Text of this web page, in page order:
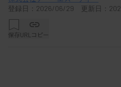
登録日：2026/06/29 更新日：
保存URLコピー